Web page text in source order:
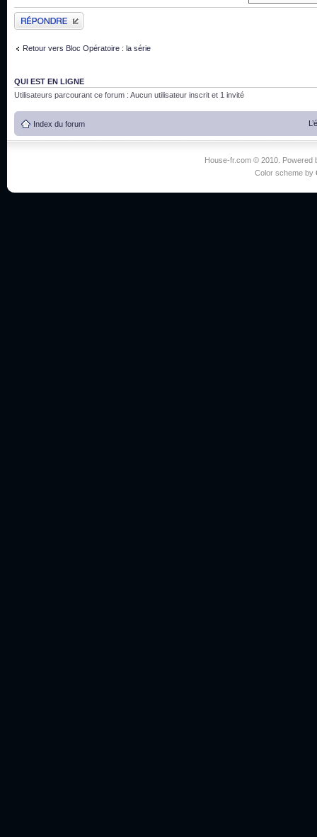
Publier une réponse
Retour vers Bloc Opératoire : la série
QUI EST EN LIGNE
Utilisateurs parcourant ce forum : Aucun utilisateur inscrit et 1 invité
Index du forum
House-fr.com © 2010. Powered
Color scheme by